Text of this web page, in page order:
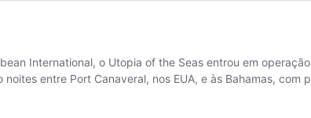
International, o Utopia of the Seas entrou em
entre Port Canaveral, nos EUA, e às Bahamas, com